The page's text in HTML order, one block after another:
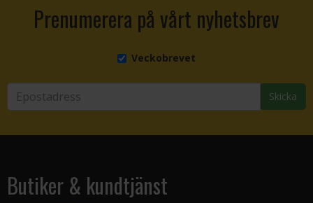
Prenumerera på vårt nyhetsbrev
Veckobrevet
Skicka
Butiker & kundtjänst